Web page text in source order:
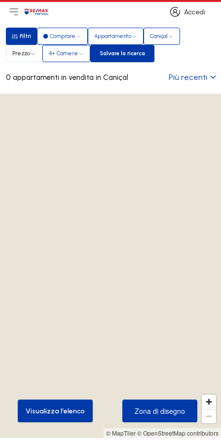
Accedi
Accedi
Apri il menu principale
LogoVai alla homepage
Filtri
Filtri Comprare Appartamento Caniçal
Prezzo 4+ Camere Salvare la ricerca
Salvare la ricerca
0 appartamenti in vendita in Caniçal Più recenti
© MapTiler© OpenStreetMap contributors
Zona di disegno
Zona di disegno
Visualizza l'elenco
Visualizza l'elenco